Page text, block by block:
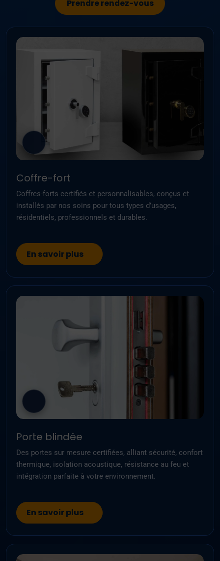
Prendre rendez-vous
Coffre-fort
Coffres-forts certifiés et personnalisables, conçus et
installés par nos soins pour tous types d’usages,
résidentiels, professionnels et durables.
En savoir plus
Porte blindée
Des portes sur mesure certifiées, alliant sécurité, confort
thermique, isolation acoustique, résistance au feu et
intégration parfaite à votre environnement.
En savoir plus